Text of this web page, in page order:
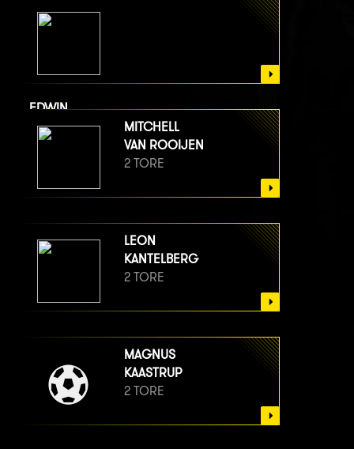
EDWIN
VAN BERGE HENEGOUWEN
2 TORE
MITCHELL
VAN ROOIJEN
2 TORE
LEON
KANTELBERG
2 TORE
MAGNUS
KAASTRUP
2 TORE